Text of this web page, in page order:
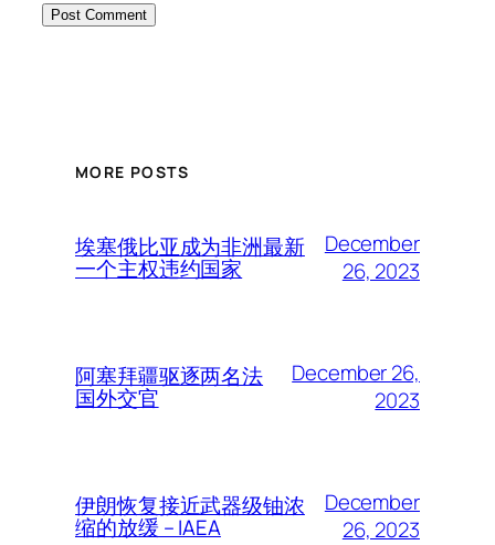
MORE POSTS
埃塞俄比亚成为非洲最新
一个主权违约国家
December
26, 2023
阿塞拜疆驱逐两名法
国外交官
December 26,
2023
伊朗恢复接近武器级铀浓
缩的放缓 – IAEA
December
26, 2023